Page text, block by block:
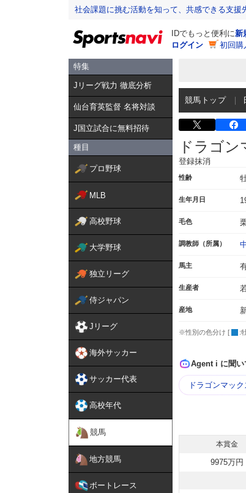
社会課題に挑む活動を知って、共感できる支援
IDでもっと便利に新
ログイン
初回購
特集
Jリーグ戦力 徹底分析
仙台育英監督 名将対談
J国立試合に無料招待
種目
プロ野球
MLB
高校野球
大学野球
独立リーグ
侍ジャパン
Jリーグ
海外サッカー
サッカー代表
高校年代
競馬
地方競馬
ボートレース
競馬トップ
ドラゴン
登録抹消
性齢
生年月日
毛色
調教師（所属）
馬主
生産者
産地
※性別の色分け [ :
Agent i に聞い
ドラゴンマッ
本賞金
9975万円